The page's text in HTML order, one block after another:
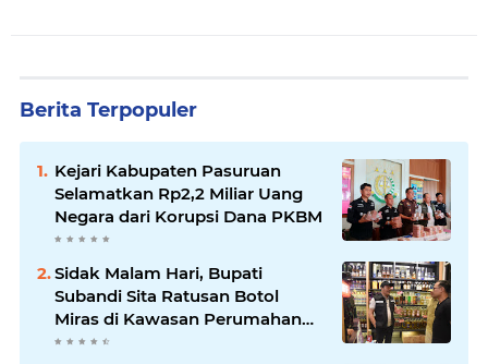
Berita Terpopuler
Kejari Kabupaten Pasuruan
Selamatkan Rp2,2 Miliar Uang
Negara dari Korupsi Dana PKBM
Sidak Malam Hari, Bupati
Subandi Sita Ratusan Botol
Miras di Kawasan Perumahan
Sidoarjo